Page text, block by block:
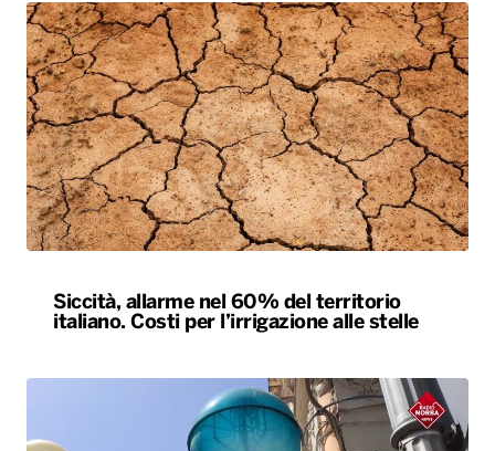
Siccità, allarme nel 60% del territorio
italiano. Costi per l’irrigazione alle stelle